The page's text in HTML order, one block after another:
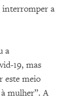
interromper a
a
19, mas
este meio
mulher”. A